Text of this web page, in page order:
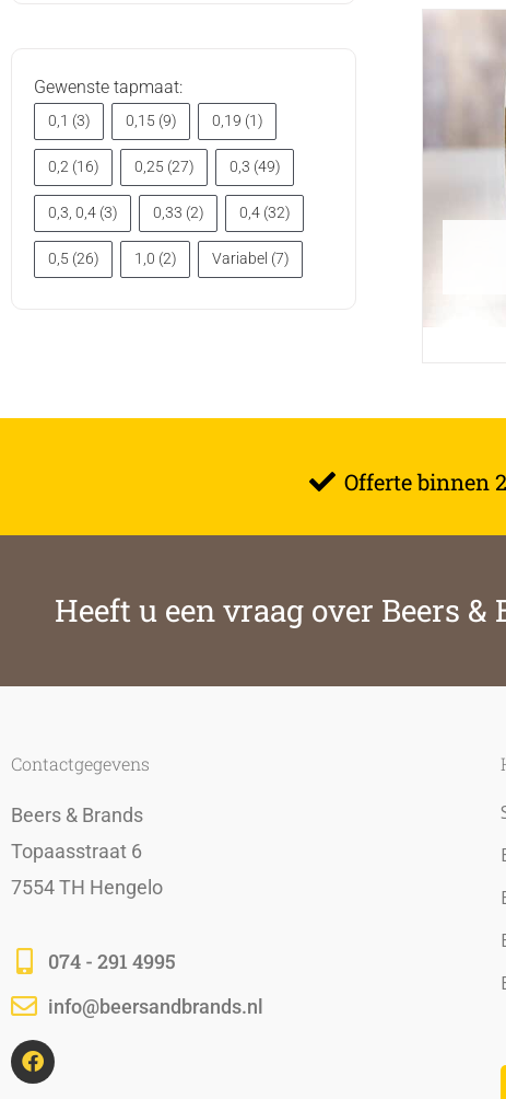
Gewenste tapmaat:
0,1 (3) 0,15 (9) 0,19 (1)
0,2 (16) 0,25 (27) 0,3 (49)
0,3, 0,4 (3) 0,33 (2) 0,4 (32)
0,5 (26) 1,0 (2) Variabel (7)
Offerte binnen
Heeft u een vraag over Beers
Contactgegevens
Beers & Brands
Topaasstraat 6
7554 TH Hengelo
074 - 291 4995
info@beersandbrands.nl
F
a
c